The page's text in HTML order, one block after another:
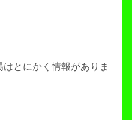
とにかく情報がありま